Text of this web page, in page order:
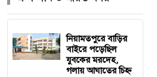
নিয়ামতপুরে বাড়ির
বাইরে পড়েছিল
যুবকের মরদেহ,
গলায় আঘাতের চিহ্ন